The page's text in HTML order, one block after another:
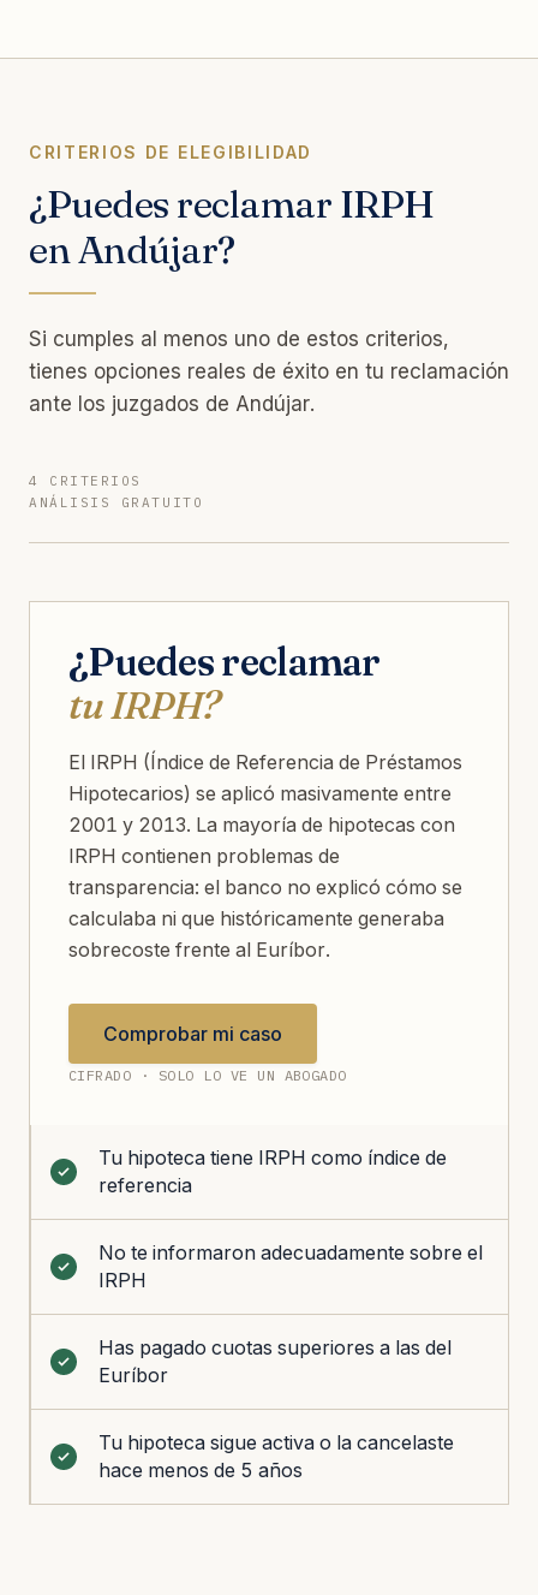
CRITERIOS DE ELEGIBILIDAD
¿Puedes reclamar IRPH
en Andújar?
Si cumples al menos uno de estos criterios,
tienes opciones reales de éxito en tu reclamación
ante los juzgados de Andújar.
4 CRITERIOS
ANÁLISIS GRATUITO
¿Puedes reclamar
tu IRPH?
El IRPH (Índice de Referencia de Préstamos
Hipotecarios) se aplicó masivamente entre
2001 y 2013. La mayoría de hipotecas con
IRPH contienen problemas de
transparencia: el banco no explicó cómo se
calculaba ni que históricamente generaba
sobrecoste frente al Euríbor.
Comprobar mi caso
CIFRADO · SOLO LO VE UN ABOGADO
Tu hipoteca tiene IRPH como índice de
referencia
No te informaron adecuadamente sobre el
IRPH
Has pagado cuotas superiores a las del
Euríbor
Tu hipoteca sigue activa o la cancelaste
hace menos de 5 años